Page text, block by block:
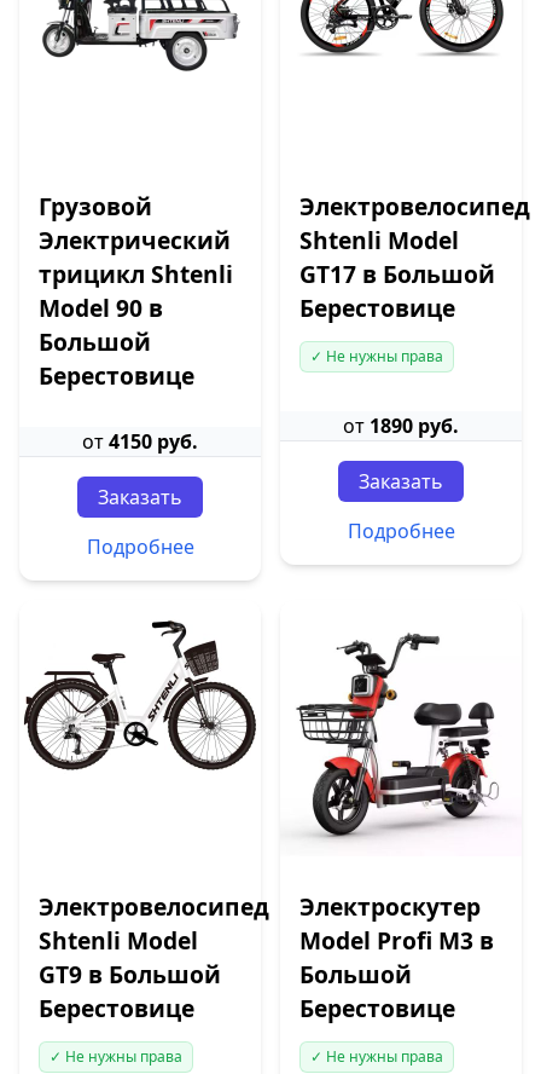
Грузовой
Электрический
трицикл Shtenli
Model 90 в
Большой
Берестовице
от4150 руб.
Заказать
Подробнее
Электровелосипед
Shtenli Model
GT17 в Большой
Берестовице
✓ Не нужны права
от 1890 руб.
Заказать
Подробнее
Электровелосипед
Shtenli Model
GT9 в Большой
Берестовице
✓ Не нужны права
Электроскутер
Model Profi M3 в
Большой
Берестовице
✓ Не нужны права